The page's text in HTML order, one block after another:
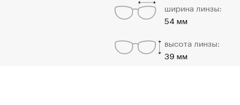
ширина линзы:
54 мм
высота линзы:
39 мм